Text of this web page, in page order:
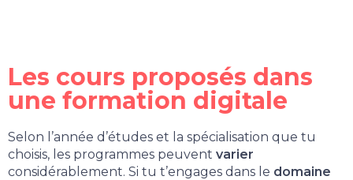
Les cours proposés dans
une formation digitale
Selon l’année d’études et la spécialisation que tu
choisis, les programmes peuvent varier
considérablement. Si tu t’engages dans le domaine